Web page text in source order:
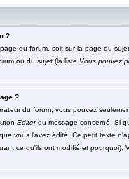
?
du forum, soit sur la page du
ou du sujet (la liste Vous pouvez
?
du forum, vous pouvez
Editerdu message concerné. Si
vous l'avez édité. Ce petit texte
ce qu'ils ont modifié et